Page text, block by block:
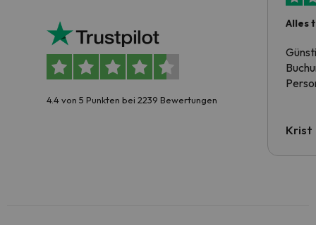
4.4 von 5 Punkten bei 2239 Bewertungen
Alles
Krist